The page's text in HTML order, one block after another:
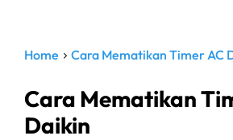
Home > Cara Mematikan Timer AC
Cara Mematikan
Daikin